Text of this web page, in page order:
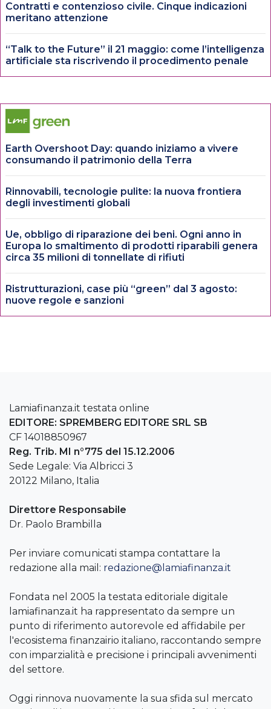
Contratti e contenzioso civile. Cinque indicazioni
meritano attenzione
“Talk to the Future” il 21 maggio: come l’intelligenza
artificiale sta riscrivendo il procedimento penale
Earth Overshoot Day: quando iniziamo a vivere
consumando il patrimonio della Terra
Rinnovabili, tecnologie pulite: la nuova frontiera
degli investimenti globali
Ue, obbligo di riparazione dei beni. Ogni anno in
Europa lo smaltimento di prodotti riparabili genera
circa 35 milioni di tonnellate di rifiuti
Ristrutturazioni, case più “green” dal 3 agosto:
nuove regole e sanzioni
Lamiafinanza.it testata online
EDITORE: SPREMBERG EDITORE SRL SB
CF 14018850967
Reg. Trib. MI n°775 del 15.12.2006
Sede Legale: Via Albricci 3
20122 Milano, Italia
Direttore Responsabile
Dr. Paolo Brambilla
Per inviare comunicati stampa contattare la
redazione alla mail: redazione@lamiafinanza.it
Fondata nel 2005 la testata editoriale digitale
lamiafinanza.it ha rappresentato da sempre un
punto di riferimento autorevole ed affidabile per
l'ecosistema finanzairio italiano, raccontando sempre
con imparzialità e precisione i principali avvenimenti
del settore.
Oggi rinnova nuovamente la sua sfida sul mercato